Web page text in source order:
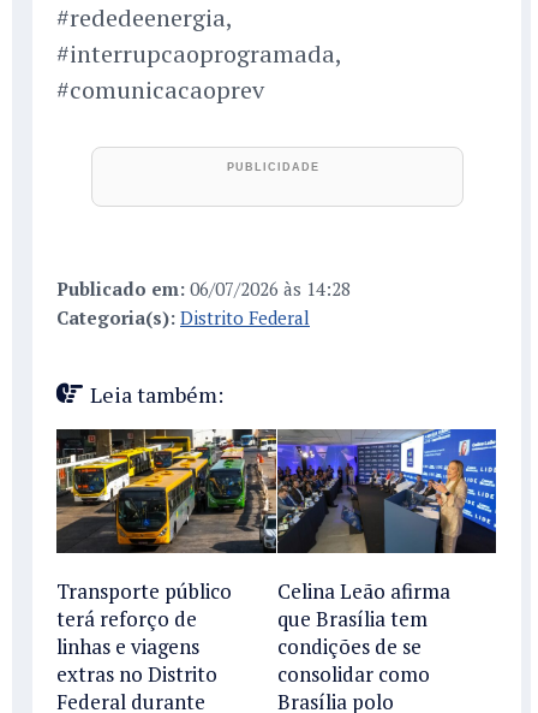
#rededeenergia,
#interrupcaoprogramada,
#comunicacaoprev
Publicado em: 06/07/2026 às 14:28
Categoria(s): Distrito Federal
Leia também:
Transporte público
terá reforço de
linhas e viagens
extras no Distrito
Federal durante
Celina Leão afirma
que Brasília tem
condições de se
consolidar como
Brasília polo